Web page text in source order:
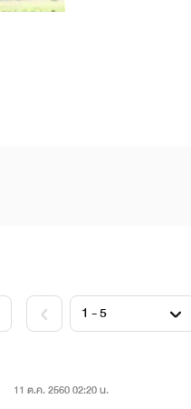
11 ต.ค. 2560 02:20 น.